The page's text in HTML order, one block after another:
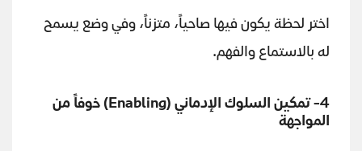
اختر لحظة يكون فيها صاحياً، متزناً، وفي وضع يسمح
له بالاستماع والفهم.
4- تمكين السلوك الإدماني (Enabling)
خوفاً من
المواجهة